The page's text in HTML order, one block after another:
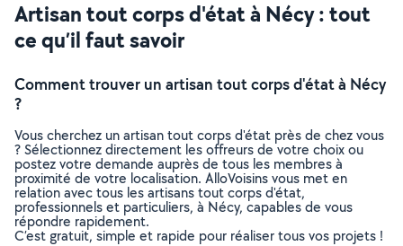
Artisan tout corps d'état à Nécy : tout
ce qu’il faut savoir
Comment trouver un artisan tout corps d'état à Nécy
?
Vous cherchez un artisan tout corps d'état près de chez vous
? Sélectionnez directement les offreurs de votre choix ou
postez votre demande auprès de tous les membres à
proximité de votre localisation. AlloVoisins vous met en
relation avec tous les artisans tout corps d'état,
professionnels et particuliers, à Nécy, capables de vous
répondre rapidement.
C’est gratuit, simple et rapide pour réaliser tous vos projets !